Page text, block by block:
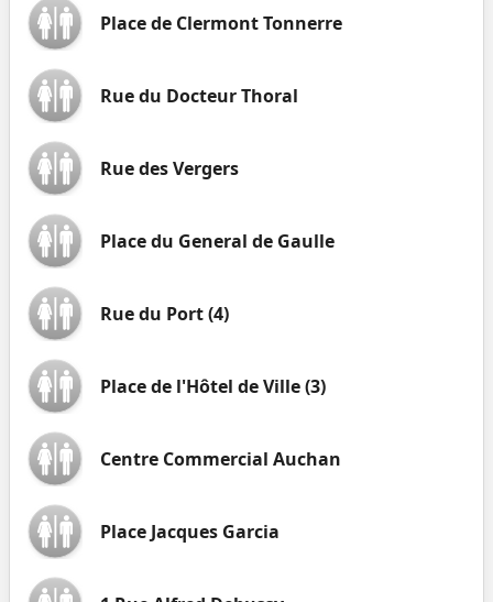
Place de Clermont Tonnerre
Rue du Docteur Thoral
Rue des Vergers
Place du General de Gaulle
Rue du Port (4)
Place de l'Hôtel de Ville (3)
Centre Commercial Auchan
Place Jacques Garcia